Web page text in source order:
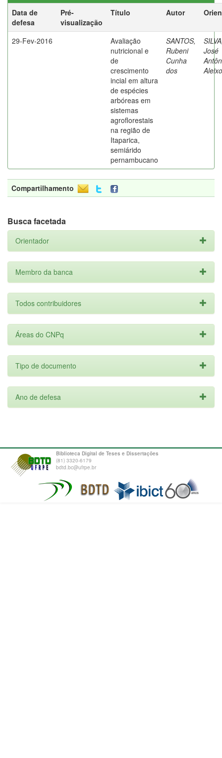
Data de
defesa
Pré-
visualização
Título Autor
29-Fev-2016
Avaliação
nutricional e
de
crescimento
incial em altura
de espécies
arbóreas em
sistemas
agroflorestais
na região de
Itaparica,
semiárido
pernambucano
SANTOS,
Rubeni
Cunha
dos
José
Compartilhamento
Busca facetada
Orientador
Membro da banca
Todos contribuidores
Áreas do CNPq
Tipo de documento
Ano de defesa
Biblioteca Digital de Teses e Dissertações
(81) 3320-6179
bdtd.bc@ufrpe.br